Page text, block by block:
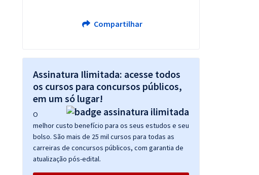
Compartilhar
Assinatura Ilimitada: acesse todos
os cursos para concursos públicos,
em um só lugar!
O
melhor custo benefício para os seus estudos e seu
bolso. São mais de 25 mil cursos para todas as
carreiras de concursos públicos, com garantia de
atualização pós-edital.